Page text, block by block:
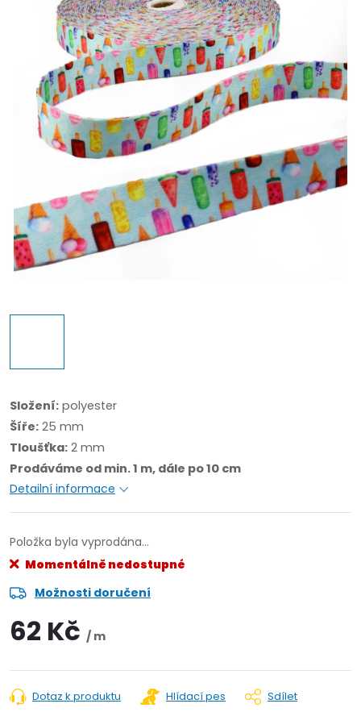
Složení: polyester
Šíře: 25 mm
Tloušťka: 2 mm
Prodáváme od min. 1 m, dále po 10 cm
Detailní informace
Položka byla vyprodána…
Momentálně nedostupné
Možnosti doručení
62 Kč / m
Dotaz k produktu Hlídací pes Sdílet